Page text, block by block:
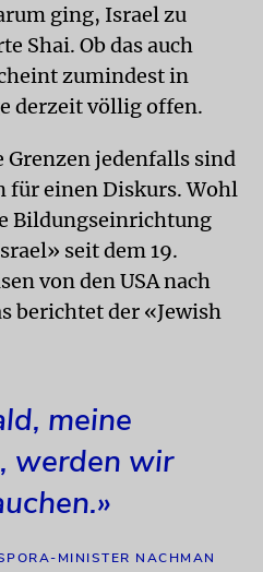
ging, Israel zu
Shai. Ob das auch
zumindest in
derzeit völlig offen.
Grenzen jedenfalls sind
für einen Diskurs. Wohl
Bildungseinrichtung
seit dem 19.
von den USA nach
berichtet der «Jewish
meine
werden wir
MINISTER NACHMAN